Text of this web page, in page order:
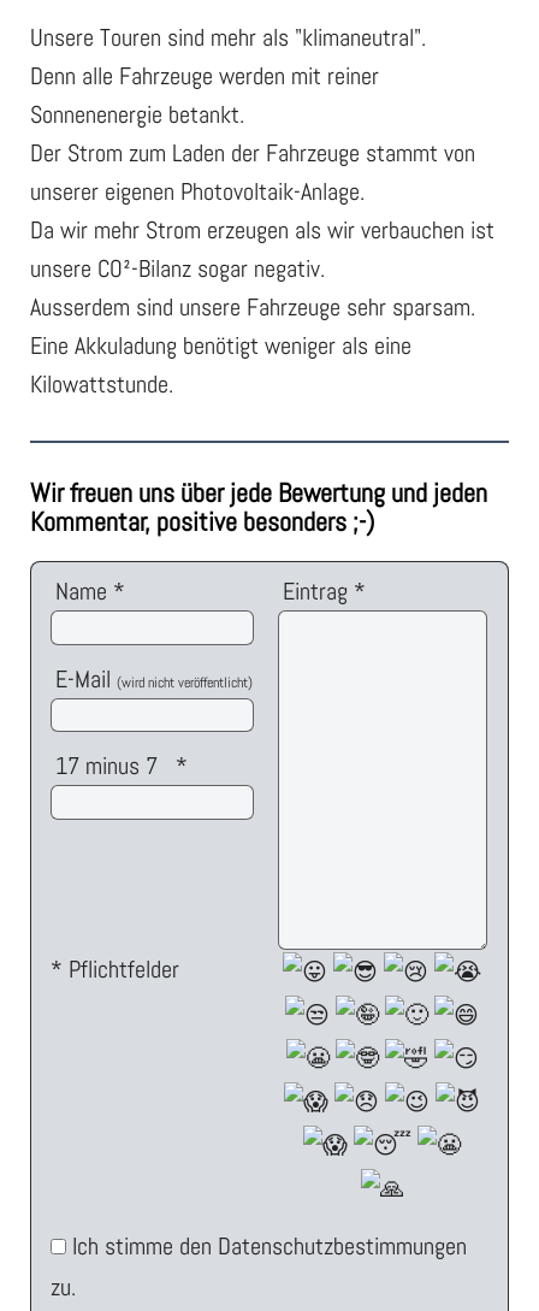
Unsere Touren sind mehr als "klimaneutral".
Denn alle Fahrzeuge werden mit reiner
Sonnenenergie betankt.
Der Strom zum Laden der Fahrzeuge stammt von
unserer eigenen Photovoltaik-Anlage.
Da wir mehr Strom erzeugen als wir verbauchen ist
unsere CO²-Bilanz sogar negativ.
Ausserdem sind unsere Fahrzeuge sehr sparsam.
Eine Akkuladung benötigt weniger als eine
Kilowattstunde.
Wir freuen uns über jede Bewertung und jeden
Kommentar, positive besonders ;-)
Name * Eintrag *
E-Mail(wird nicht veröffentlicht)
17 minus 7 *
* Pflichtfelder
Ich stimme den Datenschutzbestimmungen
zu.